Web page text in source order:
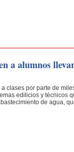
a alumnos
clases por parte de
edilicios y téc­nicos
de agua,